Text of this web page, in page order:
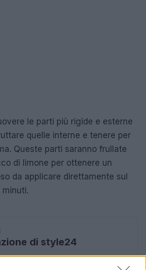
le parti più rigide e esterne
quelle interne e tenere per
Queste parti saranno frullate
di limone per ottenere un
da applicare direttamente sul
di style24